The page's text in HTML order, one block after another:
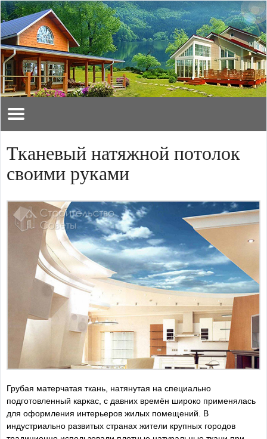
Тканевый натяжной потолок
своими руками
Грубая матерчатая ткань, натянутая на специально
подготовленный каркас, с давних времён широко применялась
для оформления интерьеров жилых помещений. В
индустриально развитых странах жители крупных городов